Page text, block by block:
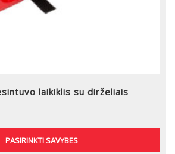
laikiklis su dirželiais
PASIRINKTI SAVYBES